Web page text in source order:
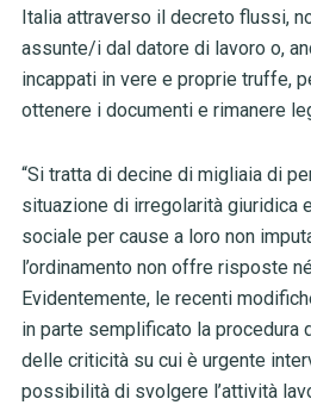
Italia attraverso il decreto flussi,
assunte/i dal datore di lavoro o,
incappati in vere e proprie truffe,
ottenere i documenti e rimanere
“Si tratta di decine di migliaia di
situazione di irregolarità giuridica
sociale per cause a loro non
l’ordinamento non offre risposte
Evidentemente, le recenti
in parte semplificato la procedura
delle criticità su cui è urgente
possibilità di svolgere l’attività